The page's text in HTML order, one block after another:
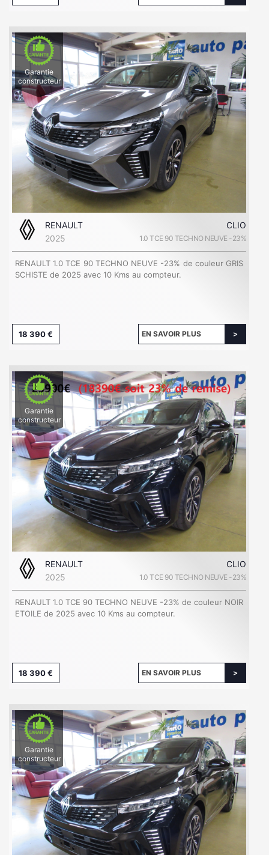
Garantie
constructeur
RENAULT
CLIO
2025
1.0 TCE 90 TECHNO NEUVE -23%
RENAULT 1.0 TCE 90 TECHNO NEUVE -23% de couleur GRIS
SCHISTE de 2025 avec 10 Kms au compteur.
18 390 € EN SAVOIR PLUS
Garantie
constructeur
RENAULT
CLIO
2025
1.0 TCE 90 TECHNO NEUVE -23%
RENAULT 1.0 TCE 90 TECHNO NEUVE -23% de couleur NOIR
ETOILE de 2025 avec 10 Kms au compteur.
18 390 € EN SAVOIR PLUS
Garantie
constructeur